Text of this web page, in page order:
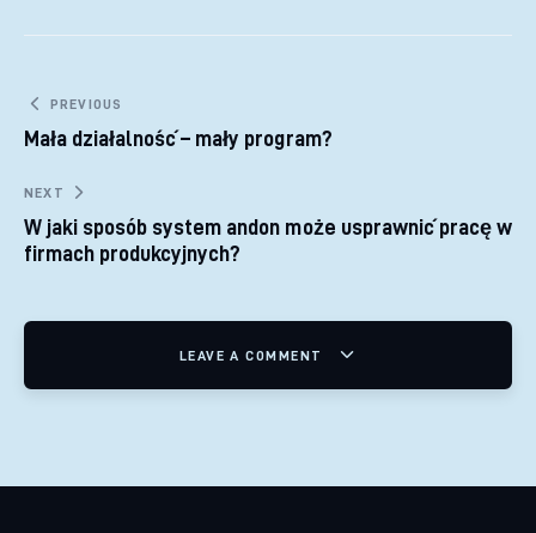
Nawigacja wpisu
PREVIOUS
Mała działalność – mały program?
NEXT
W jaki sposób system andon może usprawnić pracę w
firmach produkcyjnych?
LEAVE A COMMENT